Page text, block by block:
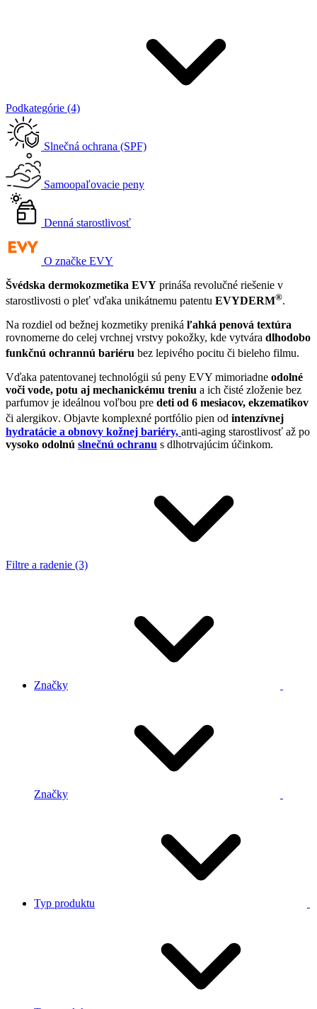
Podkategórie (4)
Slnečná ochrana (SPF)
Samoopaľovacie peny
Denná starostlivosť
O značke EVY
Švédska dermokozmetika EVY prináša revolučné riešenie v
starostlivosti o pleť vďaka unikátnemu patentu EVYDERM®.
Na rozdiel od bežnej kozmetiky preniká ľahká penová textúra
rovnomerne do celej vrchnej vrstvy pokožky, kde vytvára dlhodobo
funkčnú ochrannú bariéru bez lepivého pocitu či bieleho filmu.
Vďaka patentovanej technológii sú peny EVY mimoriadne odolné
voči vode, potu aj mechanickému treniu a ich čisté zloženie bez
parfumov je ideálnou voľbou pre deti od 6 mesiacov, ekzematikov
či alergikov. Objavte komplexné portfólio pien od intenzívnej
hydratácie a obnovy kožnej bariéry, anti-aging starostlivosť až po
vysoko odolnú slnečnú ochranu s dlhotrvajúcim účinkom.
Filtre a radenie (3)
Značky
Značky
Typ produktu